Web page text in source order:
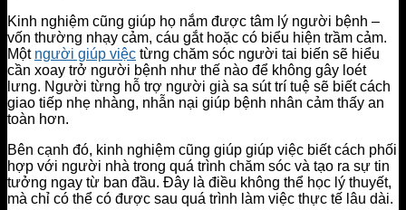
Kinh nghiệm cũng giúp họ nắm được tâm lý người bệnh –
vốn thường nhạy cảm, cáu gắt hoặc có biểu hiện trầm cảm.
Một người giúp việc từng chăm sóc người tai biến sẽ hiểu
cần xoay trở người bệnh như thế nào để không gây loét
lưng. Người từng hỗ trợ người già sa sút trí tuệ sẽ biết cách
giao tiếp nhẹ nhàng, nhẫn nại giúp bệnh nhân cảm thấy an
toàn hơn.
Bên cạnh đó, kinh nghiệm cũng giúp giúp việc biết cách phối
hợp với người nhà trong quá trình chăm sóc và tạo ra sự tin
tưởng ngay từ ban đầu. Đây là điều không thể học lý thuyết,
mà chỉ có thể có được sau quá trình làm việc thực tế lâu dài.